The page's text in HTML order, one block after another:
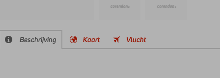
Beschrijving Kaart Vlucht